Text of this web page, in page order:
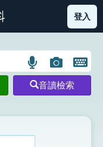
部首索引表圖示
登入
語
言
搜
示
圖
片
搜
開
鍵
圖
音讀檢索